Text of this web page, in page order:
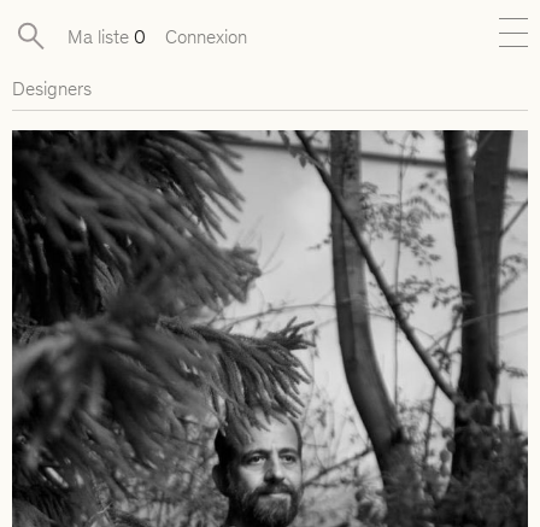
Nouveautés
Collections exclusives
Mobilier
Luminaires
Objets
Pièces disponibles
Designers
Journal
À propos Contact Presse EN FR
Designers
Ma liste 0 Connexion